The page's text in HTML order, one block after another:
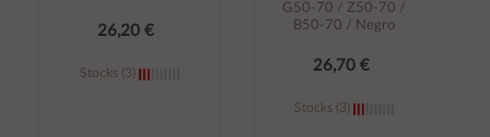
26,20 €
Stocks (3)
G50-70 / Z50-70 /
B50-70 / Negro
26,70 €
Stocks (3)